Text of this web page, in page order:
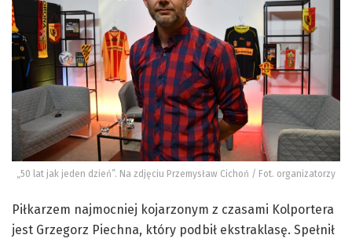
„50 lat jak jeden dzień”. Na zdjęciu Przemysław Cichoń / Fot. organizatorzy
Piłkarzem najmocniej kojarzonym z czasami Kolportera
jest Grzegorz Piechna, który podbił ekstraklasę. Spełnił